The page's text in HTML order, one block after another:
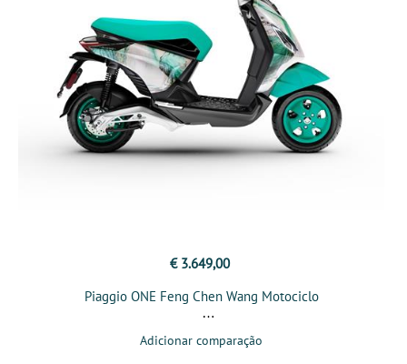
€ 3.649,00
Piaggio ONE Feng Chen Wang Motociclo
Adicionar comparação